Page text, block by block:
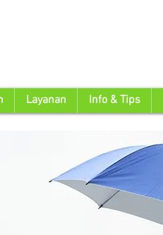
Layanan Info & Tips